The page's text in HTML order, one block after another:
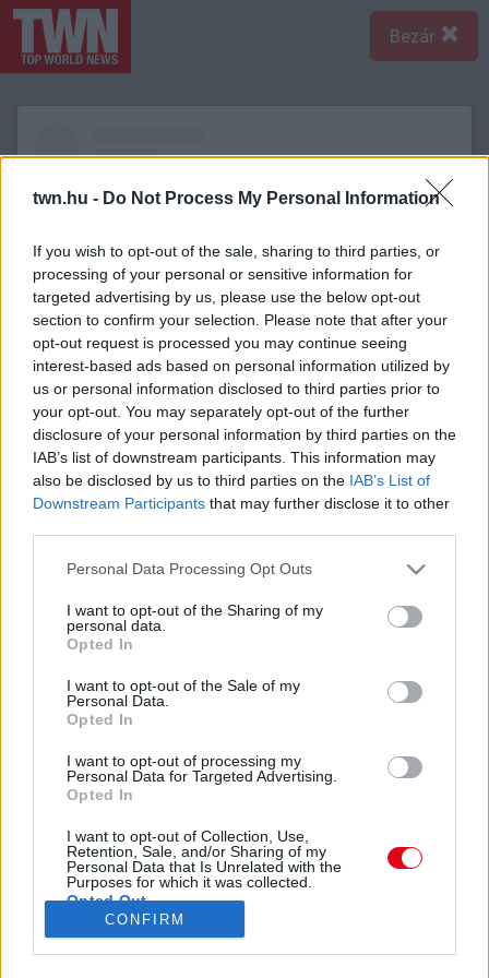
twn.hu - Do Not Process My Personal Information
If you wish to opt-out of the sale, sharing to third parties, or
processing of your personal or sensitive information for
targeted advertising by us, please use the below opt-out
section to confirm your selection. Please note that after your
opt-out request is processed you may continue seeing
interest-based ads based on personal information utilized by
us or personal information disclosed to third parties prior to
your opt-out. You may separately opt-out of the further
disclosure of your personal information by third parties on the
IAB’s list of downstream participants. This information may
also be disclosed by us to third parties on the IAB’s List of
Downstream Participants that may further disclose it to other
Please note that this website/app uses one or more Google
not limited to your visit or usage behaviour. You may click to
grant or deny consent to Google and its third-party tags to
use your data for below specified purposes in below Google
consent section.
Personal Data Processing Opt Outs
I want to opt-out of the Sharing of my
personal data.
Opted In
I want to opt-out of the Sale of my
Personal Data.
Opted In
I want to opt-out of processing my
Personal Data for Targeted Advertising.
Opted In
I want to opt-out of Collection, Use,
Retention, Sale, and/or Sharing of my
Personal Data that Is Unrelated with the
Purposes for which it was collected.
Opted Out
CONFIRM
Bezár
A bejegyzés megtekintése az Instagramon
tette közzé három hete ezt a képet Andi. "Janinak van
egy fia és egy lánya, akik mindig különlegesek voltak a
megmutatkozik, a lányát ugyanis 2 éves kora óta
ismerem, volt, hogy én mentem érte az oviba, de olyan
is, hogy nálam aludt. Szóval ez egy egészen speciális
helyzet. Nem csak jött valaki idegen az életükbe,
hanem én, a barátjuk vagyok ott az apukájuk mellett